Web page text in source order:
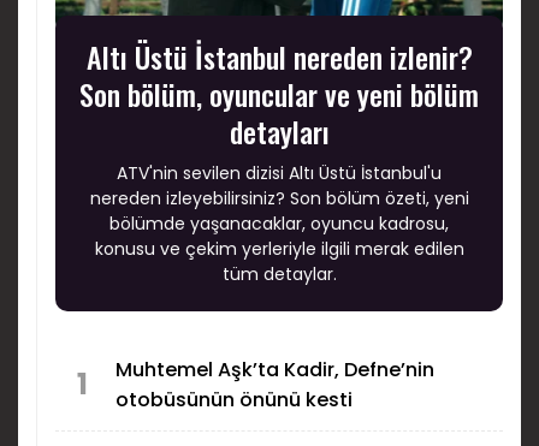
Altı Üstü İstanbul nereden izlenir?
Son bölüm, oyuncular ve yeni bölüm
detayları
ATV'nin sevilen dizisi Altı Üstü İstanbul'u
nereden izleyebilirsiniz? Son bölüm özeti, yeni
bölümde yaşanacaklar, oyuncu kadrosu,
konusu ve çekim yerleriyle ilgili merak edilen
tüm detaylar.
1
Muhtemel Aşk’ta Kadir, Defne’nin
otobüsünün önünü kesti